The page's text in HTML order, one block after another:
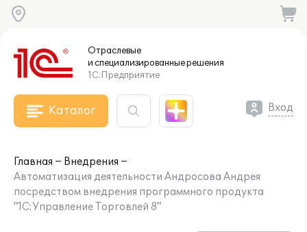
Отраслевые
и специализированныерешения
1С:Предприятие
Каталог Вход
Главная
Внедрения
Автоматизация деятельности Андросова Андрея
посредством внедрения программного продукта
"1С:Управление Торговлей 8"